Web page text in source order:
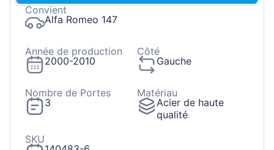
Convient
Alfa Romeo 147
Année de production
2000-2010
Côté
Gauche
Nombre de Portes
3
Matériau
Acier de haute
qualité
SKU